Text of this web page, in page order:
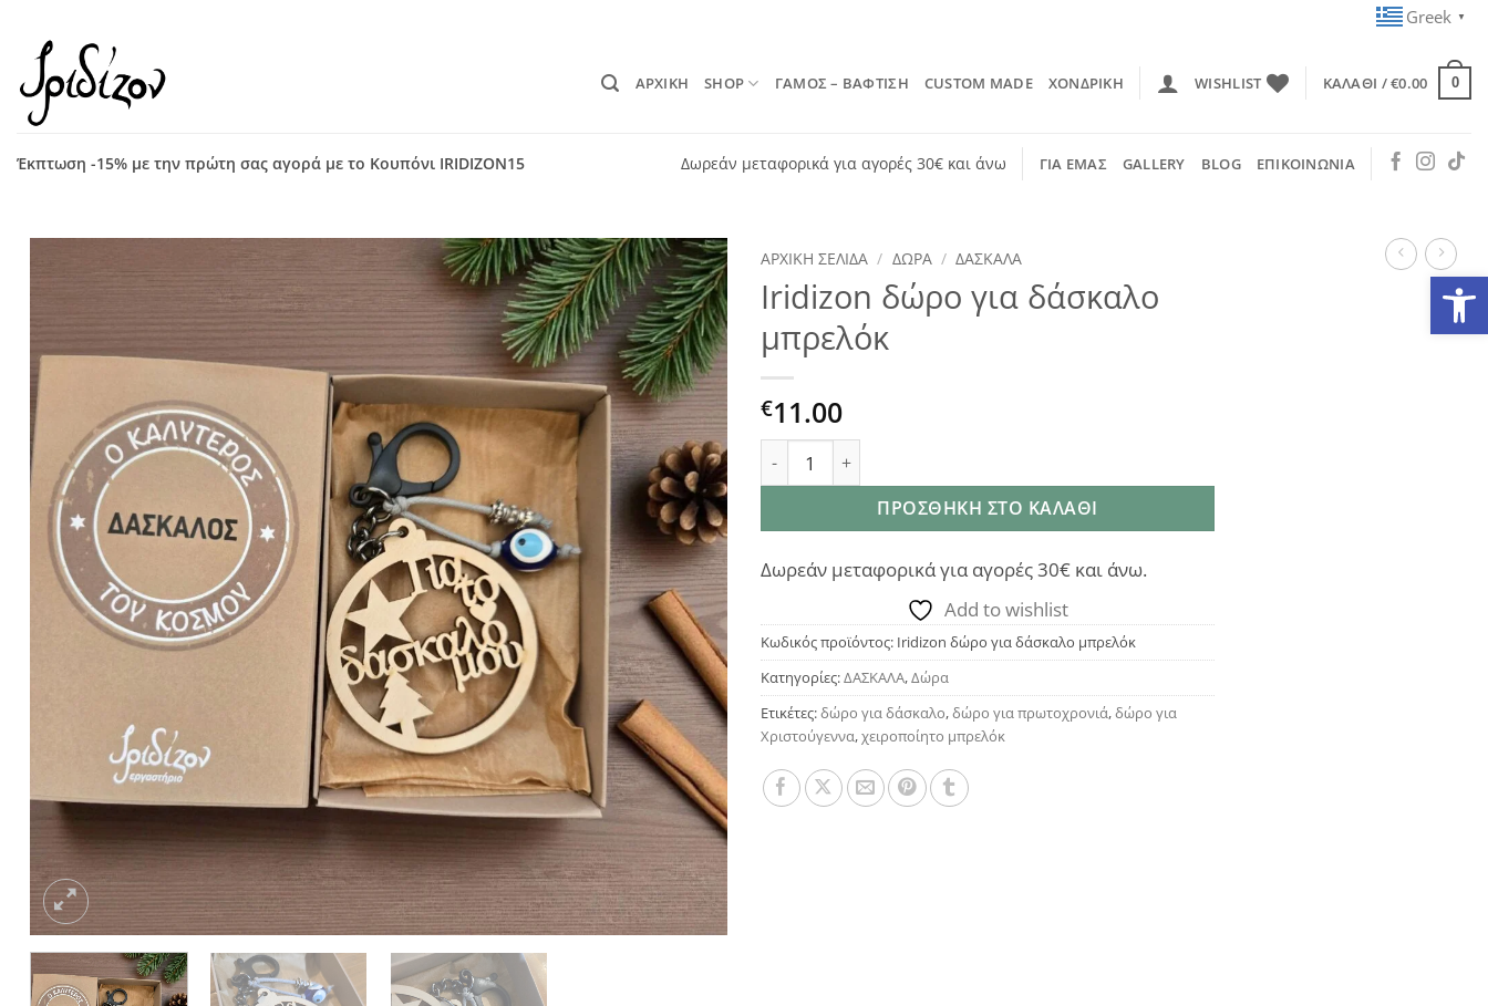
περιεχόμενο
Greek ▼
ΑΡΧΙΚΗ SHOP ΓΑΜΟΣ – ΒΑΦΤΙΣΗ CUSTOM MADE ΧΟΝΔΡΙΚΗ WISHLIST ΚΑΛΆΘΙ /€0.00 0
Έκπτωση -15% με την πρώτη σας αγορά με το Κουπόνι IRIDIZON15 Δωρεάν μεταφορικά για αγορές 30€ και άνω ΓΙΑ ΕΜΑΣ GALLERY BLOG ΕΠΙΚΟΙΝΩΝΙΑ
Add to
wishlist
ΑΡΧΙΚΉ ΣΕΛΊΔΑ / ΔΏΡΑ / ΔΑΣΚΑΛΑ
Iridizon δώρο για δάσκαλο
μπρελόκ
€11.00
Iridizon δώρο για δάσκαλο μπρελόκ ποσότητα
ΠΡΟΣΘΉΚΗ ΣΤΟ ΚΑΛΆΘΙ
Δωρεάν μεταφορικά για αγορές 30€ και άνω.
Add to wishlist
Κωδικός προϊόντος: Iridizon δώρο για δάσκαλο μπρελόκ
Κατηγορίες:ΔΑΣΚΑΛΑ,Δώρα
Ετικέτες:δώρο για δάσκαλο,δώρο για πρωτοχρονιά,δώρο για
Χριστούγεννα,χειροποίητο μπρελόκ